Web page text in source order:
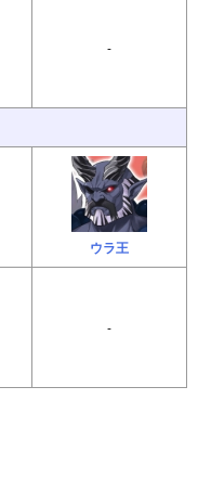
-
ウラ王
-